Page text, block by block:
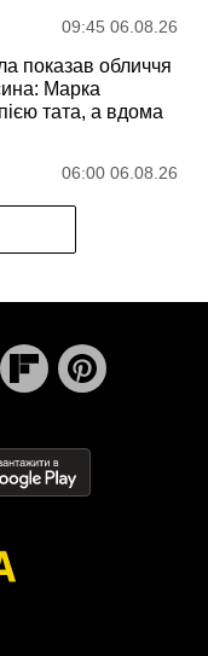
09:45 06.08.26
показав обличчя
Марка
тата, а вдома
06:00 06.08.26